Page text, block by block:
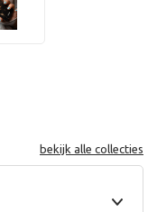
bekijk alle collecties